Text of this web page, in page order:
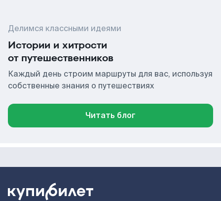
Делимся классными идеями
Истории и хитрости
от путешественников
Каждый день строим маршруты для вас, используя
собственные знания о путешествиях
Читать блог